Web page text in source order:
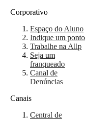
Corporativo
Espaço do Aluno
Indique um ponto
Trabalhe na Allp
Seja um
franqueado
Canal de
Denúncias
Canais
Central de